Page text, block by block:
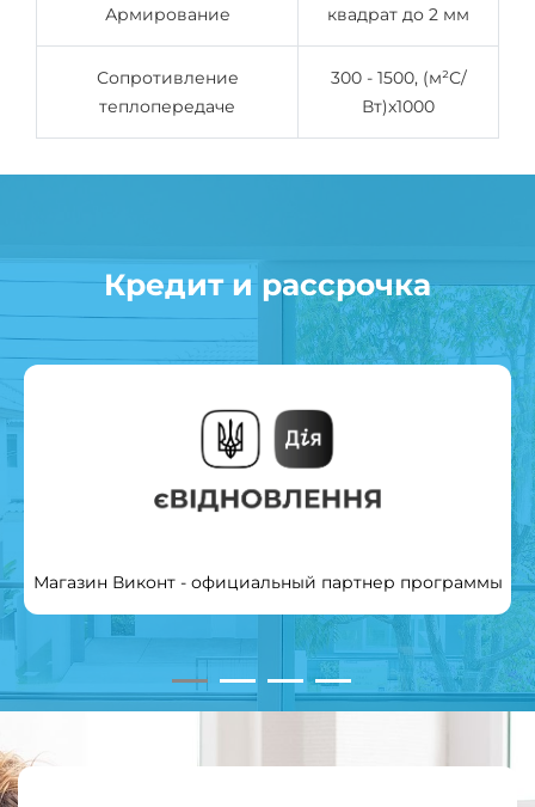
Армирование квадрат до 2 мм
Сопротивление
теплопередаче
300 - 1500, (м²С/
Вт)x1000
Кредит и рассрочка
Магазин Виконт - официальный партнер программы